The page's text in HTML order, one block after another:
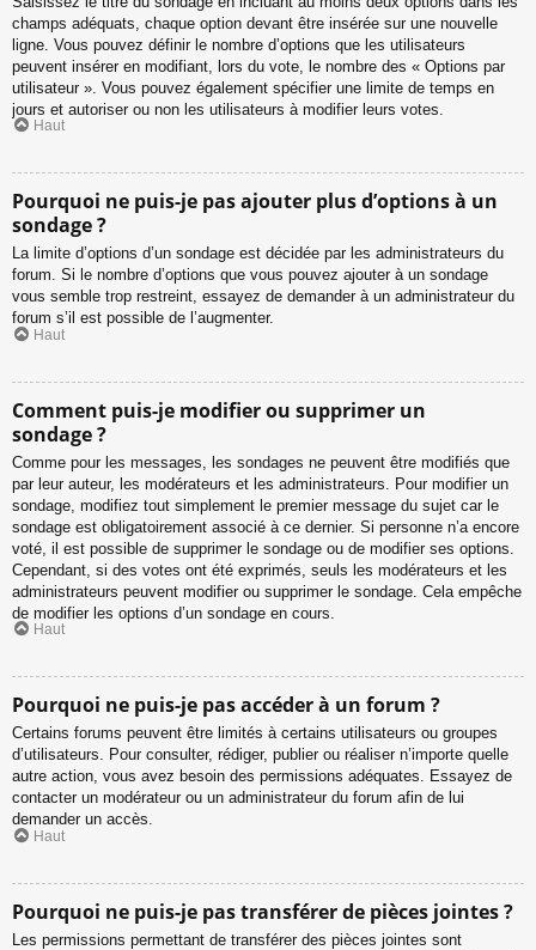
champs adéquats, chaque option devant être insérée sur une nouvelle
ligne. Vous pouvez définir le nombre d’options que les utilisateurs
peuvent insérer en modifiant, lors du vote, le nombre des « Options par
utilisateur ». Vous pouvez également spécifier une limite de temps en
jours et autoriser ou non les utilisateurs à modifier leurs votes.
Haut
Pourquoi ne puis-je pas ajouter plus d’options à un
sondage ?
La limite d’options d’un sondage est décidée par les administrateurs du
forum. Si le nombre d’options que vous pouvez ajouter à un sondage
vous semble trop restreint, essayez de demander à un administrateur du
forum s’il est possible de l’augmenter.
Haut
Comment puis-je modifier ou supprimer un
sondage ?
Comme pour les messages, les sondages ne peuvent être modifiés que
par leur auteur, les modérateurs et les administrateurs. Pour modifier un
sondage, modifiez tout simplement le premier message du sujet car le
sondage est obligatoirement associé à ce dernier. Si personne n’a encore
voté, il est possible de supprimer le sondage ou de modifier ses options.
Cependant, si des votes ont été exprimés, seuls les modérateurs et les
administrateurs peuvent modifier ou supprimer le sondage. Cela empêche
de modifier les options d’un sondage en cours.
Haut
Pourquoi ne puis-je pas accéder à un forum ?
Certains forums peuvent être limités à certains utilisateurs ou groupes
d’utilisateurs. Pour consulter, rédiger, publier ou réaliser n’importe quelle
autre action, vous avez besoin des permissions adéquates. Essayez de
contacter un modérateur ou un administrateur du forum afin de lui
demander un accès.
Haut
Pourquoi ne puis-je pas transférer de pièces jointes ?
Les permissions permettant de transférer des pièces jointes sont